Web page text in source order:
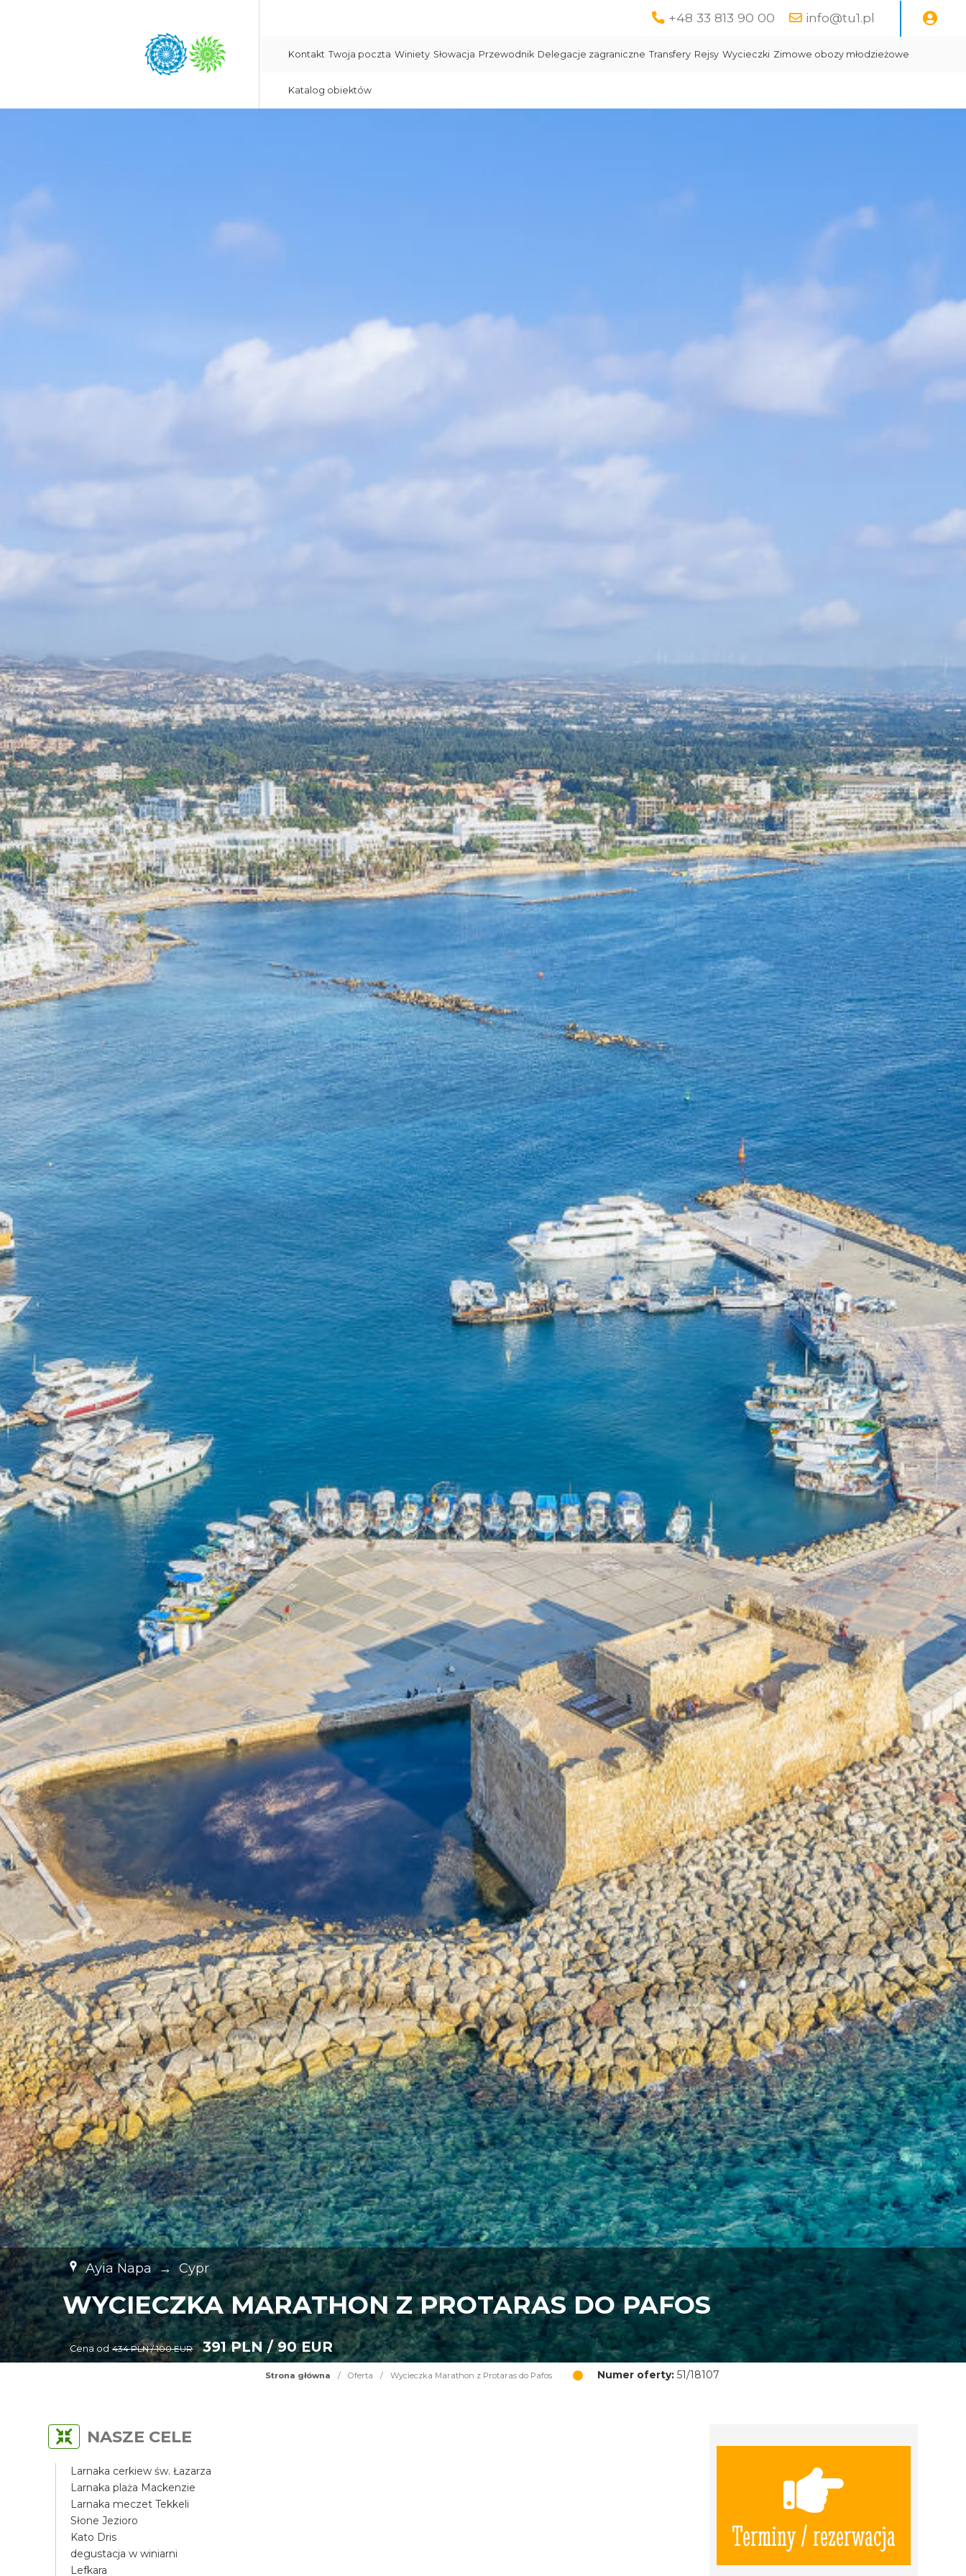
+48 33 813 90 00 info@tu1.pl
Kontakt Twoja poczta Winiety Słowacja Przewodnik Delegacje zagraniczne Transfery Rejsy Wycieczki Zimowe obozy młodzieżowe
Katalog obiektów
Ayia Napa → Cypr
WYCIECZKA MARATHON Z PROTARAS DO PAFOS
Cena od 434 PLN / 100 EUR 391 PLN / 90 EUR
Strona główna / Oferta / Wycieczka Marathon z Protaras do Pafos Numer oferty:51/18107
Terminy / rezerwacja
NASZE CELE
Larnaka cerkiew św. Łazarza
Larnaka plaża Mackenzie
Larnaka meczet Tekkeli
Słone Jezioro
Kato Dris
degustacja w winiarni
Lefkara